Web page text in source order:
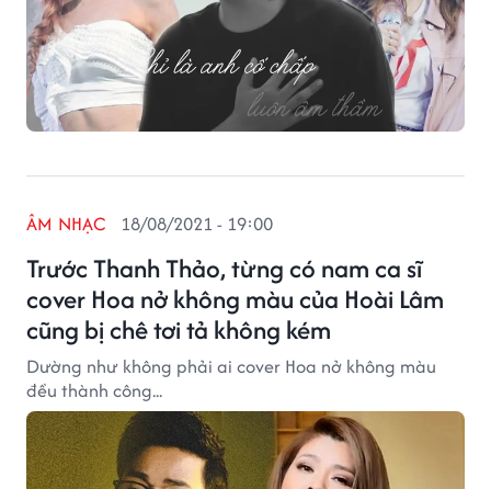
Trước Thanh Thảo, từng có nam ca sĩ
cover Hoa nở không màu của Hoài Lâm
cũng bị chê tơi tả không kém
ÂM NHẠC 18/08/2021 - 19:00
Dường như không phải ai cover Hoa nở không màu
đều thành công...